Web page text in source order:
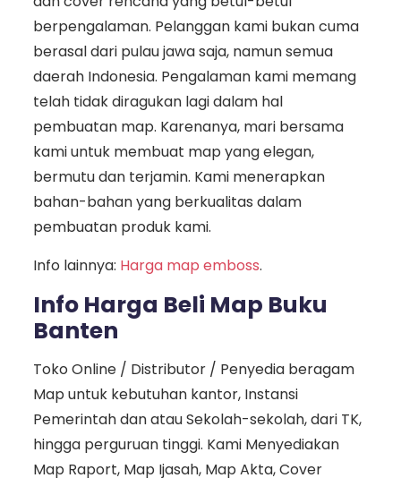
berpengalaman. Pelanggan kami bukan cuma
berasal dari pulau jawa saja, namun semua
daerah Indonesia. Pengalaman kami memang
telah tidak diragukan lagi dalam hal
pembuatan map. Karenanya, mari bersama
kami untuk membuat map yang elegan,
bermutu dan terjamin. Kami menerapkan
bahan-bahan yang berkualitas dalam
pembuatan produk kami.
Info lainnya: Harga map emboss.
Info Harga Beli Map Buku
Banten
Toko Online / Distributor / Penyedia beragam
Map untuk kebutuhan kantor, Instansi
Pemerintah dan atau Sekolah-sekolah, dari TK,
hingga perguruan tinggi. Kami Menyediakan
Map Raport, Map Ijasah, Map Akta, Cover